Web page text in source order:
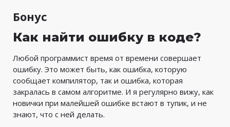
Бонус
Как найти ошибку в коде?
Любой программист время от времени совершает
ошибку. Это может быть, как ошибка, которую
сообщает компилятор, так и ошибка, которая
закралась в самом алгоритме. И я регулярно вижу, как
новички при малейшей ошибке встают в тупик, и не
знают, что с ней делать.